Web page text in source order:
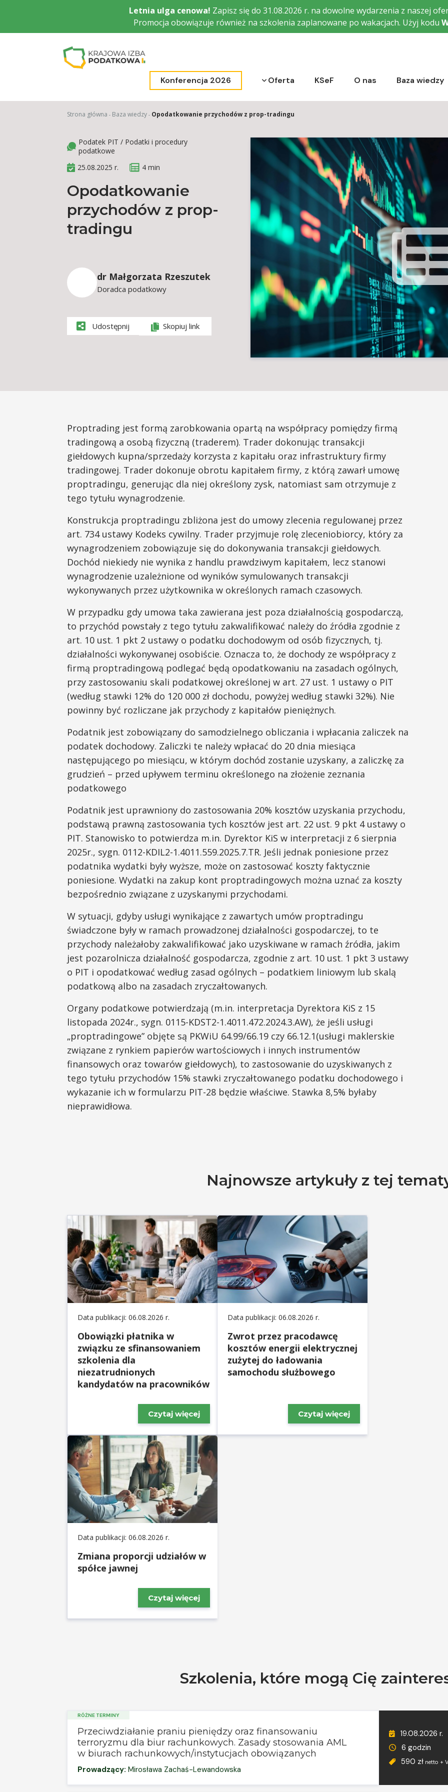
Letnia ulga cenowa! Zapisz się do 31.08.2026 r. na dowolne wydarzenia z naszej
Promocja obowiązuje również na szkolenia zaplanowane po wakacjach. Użyj kodu
Konferencja 2026 Oferta KSeF O nas Baza wiedzy
Strona główna Baza wiedzy Opodatkowanie przychodów z prop-tradingu
Podatek PIT / Podatki i procedury
podatkowe
25.08.2025 r.
4 min
Opodatkowanie
przychodów z prop-
tradingu
dr Małgorzata Rzeszutek
Doradca podatkowy
Udostępnij Skopiuj link
Proptrading jest formą zarobkowania opartą na współpracy pomiędzy firmą
tradingową a osobą fizyczną (traderem). Trader dokonując transakcji
giełdowych kupna/sprzedaży korzysta z kapitału oraz infrastruktury firmy
tradingowej. Trader dokonuje obrotu kapitałem firmy, z którą zawarł umowę
proptradingu, generując dla niej określony zysk, natomiast sam otrzymuje z
tego tytułu wynagrodzenie.
Konstrukcja proptradingu zbliżona jest do umowy zlecenia regulowanej przez
art. 734 ustawy Kodeks cywilny. Trader przyjmuje rolę zleceniobiorcy, który za
wynagrodzeniem zobowiązuje się do dokonywania transakcji giełdowych.
Dochód niekiedy nie wynika z handlu prawdziwym kapitałem, lecz stanowi
wynagrodzenie uzależnione od wyników symulowanych transakcji
wykonywanych przez użytkownika w określonych ramach czasowych.
W przypadku gdy umowa taka zawierana jest poza działalnością gospodarczą,
to przychód powstały z tego tytułu zakwalifikować należy do źródła zgodnie z
art. 10 ust. 1 pkt 2 ustawy o podatku dochodowym od osób fizycznych, tj.
działalności wykonywanej osobiście. Oznacza to, że dochody ze współpracy z
firmą proptradingową podlegać będą opodatkowaniu na zasadach ogólnych,
przy zastosowaniu skali podatkowej określonej w art. 27 ust. 1 ustawy o PIT
(według stawki 12% do 120 000 zł dochodu, powyżej według stawki 32%). Nie
powinny być rozliczane jak przychody z kapitałów pieniężnych.
Podatnik jest zobowiązany do samodzielnego obliczania i wpłacania zaliczek na
podatek dochodowy. Zaliczki te należy wpłacać do 20 dnia miesiąca
następującego po miesiącu, w którym dochód zostanie uzyskany, a zaliczkę za
grudzień – przed upływem terminu określonego na złożenie zeznania
podatkowego
Podatnik jest uprawniony do zastosowania 20% kosztów uzyskania przychodu,
podstawą prawną zastosowania tych kosztów jest art. 22 ust. 9 pkt 4 ustawy o
PIT. Stanowisko to potwierdza m.in. Dyrektor KiS w interpretacji z 6 sierpnia
2025r., sygn. 0112-KDIL2-1.4011.559.2025.7.TR. Jeśli jednak poniesione przez
podatnika wydatki były wyższe, może on zastosować koszty faktycznie
poniesione. Wydatki na zakup kont proptradingowych można uznać za koszty
bezpośrednio związane z uzyskanymi przychodami.
W sytuacji, gdyby usługi wynikające z zawartych umów proptradingu
świadczone były w ramach prowadzonej działalności gospodarczej, to te
przychody należałoby zakwalifikować jako uzyskiwane w ramach źródła, jakim
jest pozarolnicza działalność gospodarcza, zgodnie z art. 10 ust. 1 pkt 3 ustawy
o PIT i opodatkować według zasad ogólnych – podatkiem liniowym lub skalą
podatkową albo na zasadach zryczałtowanych.
Organy podatkowe potwierdzają (m.in. interpretacja Dyrektora KiS z 15
listopada 2024r., sygn. 0115-KDST2-1.4011.472.2024.3.AW), że jeśli usługi
„proptradingowe” objęte są PKWiU 64.99/66.19 czy 66.12.1(usługi maklerskie
związane z rynkiem papierów wartościowych i innych instrumentów
finansowych oraz towarów giełdowych), to zastosowanie do uzyskiwanych z
tego tytułu przychodów 15% stawki zryczałtowanego podatku dochodowego i
wykazanie ich w formularzu PIT-28 będzie właściwe. Stawka 8,5% byłaby
nieprawidłowa.
Najnowsze artykuły z tej
Data publikacji: 06.08.2026 r.
Obowiązki płatnika w
związku ze sfinansowaniem
szkolenia dla
niezatrudnionych
kandydatów na pracowników
Czytaj więcej
Data publikacji: 06.08.2026 r.
Zwrot przez pracodawcę
kosztów energii elektrycznej
zużytej do ładowania
samochodu służbowego
Czytaj więcej
Data publikacji: 06.08.2026 r.
Zmiana proporcji udziałów w
spółce jawnej
Czytaj więcej
Szkolenia, które mogą Cię
RÓŻNE TERMINY
Przeciwdziałanie praniu pieniędzy oraz finansowaniu
terroryzmu dla biur rachunkowych. Zasady stosowania AML
w biurach rachunkowych/instytucjach obowiązanych
Prowadzący: Mirosława Zachaś-Lewandowska
19.08.2026 r.
6 godzin
590 zł netto +